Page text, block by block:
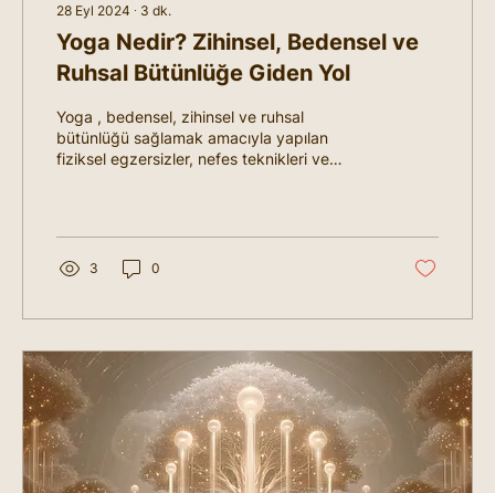
28 Eyl 2024 ∙ 3 dk.
Yoga Nedir? Zihinsel, Bedensel ve
Ruhsal Bütünlüğe Giden Yol
Yoga , bedensel, zihinsel ve ruhsal
bütünlüğü sağlamak amacıyla yapılan
fiziksel egzersizler, nefes teknikleri ve
3 0